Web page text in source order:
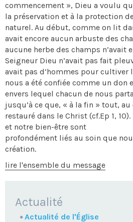
commencement », Dieu a voulu
la préservation et à la protection
naturel. Au début, comme on lit
avait encore aucun arbuste des
aucune herbe des champs n’avait
Seigneur Dieu n’avait pas fait
avait pas d’hommes pour cultiver
nous a été confiée comme un don
envers lequel chacun de nous
jusqu’à ce que, « à la fin » tout,
restauré dans le Christ (cf.Ep 1,
et notre bien-être sont
profondément liés au soin que
création.
lire l'ensemble du message
NAVIGATION
Actualité
Actualité de l'Église